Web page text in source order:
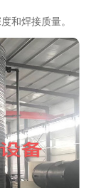
和焊接质量。